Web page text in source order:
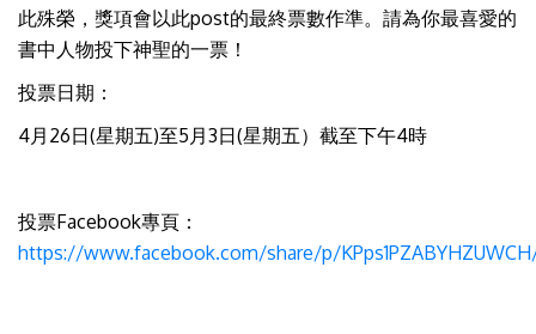
此殊榮，獎項會以此post的最終票數作準。請為你最喜愛的
書中人物投下神聖的一票！
投票日期：
4月26日(星期五)至5月3日(星期五）截至下午4時
投票Facebook專頁：
https://www.facebook.com/share/p/